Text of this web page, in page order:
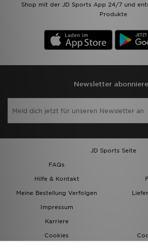
Shop mit der JD Sports App 24/7 und
Produkte
Newsletter
JD Sports Seite
FAQs
Hilfe & Kontakt
Meine Bestellung Verfolgen
Impressum
Karriere
Cookies